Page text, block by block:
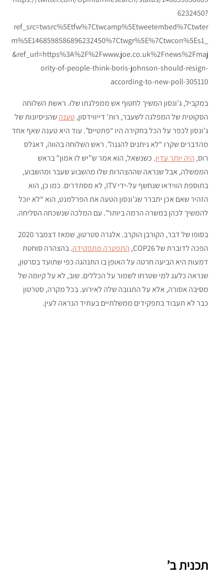
6232450?
ref_src=twsrc%5Etfw%7Ctwcamp%5Etweetembed%7Ctwter
m%5E1468598586896232450%7Ctwgr%5E%7Ctwcon%5Es1_
&ref_url=https%3A%2F%2Fwww.joe.co.uk%2Fnews%2Fmaj
ority-of-people-think-boris-johnson-should-resign-
according-to-new-poll-305110
במקביל, ג’ונסון המשיך לחטוף אש ממפלגתו שלו. ראשת השלוחה
הסקוטית של המפלגה לשעבר, רות’ דייווידסון,טענהשהניסיונות של
ג’ונסון לכפר על הכל בחקירה היו “פתטיים”. עוד היא טענה שאף אחד
מהדברים שקרו “לא ניתנים להגנה”. ראש השלוחה בהווה, דאגלס
רוס, היה יותר עדין. כשנשאל, הוא אמר ש”יש לו אמון” בראש
הממשלה, אבל שנראה שההצהרות שלו מהשבוע שעבר ומהשבוע,
בתוספת הווידאו שנחשף על-ידי ITV, לא מסתדרים. כמו כן, הוא
הזהיר שאם אכן יתברר שג’ונסון הטעה את הפרלמנט, הוא “לא יוכל
להמשיך לכהן במשרה הרמה ביותר”. עם המלכה שנשכחה הסליחה.
בסופו של דבר, הקורבן הוקרב. אלגרה סטרטון, שמאז דצמבר 2020
הפכה לדוברת של COP26,
התפטרה מתפקידה. בהצהרה סוחטת
דמעות היא הביעה חרטה על האופן בו התנהגה כפי שתועד בסרטון,
שנראה כלעג למי שטרחו לשמור על הכללים. שוב, לא על קיומה של
מסיבה אסורה, אלא על התגובה שלה לאירוע. בכל מקרה, סטרטון
כבר לא תעבוד בתפקידים ממשלתיים בעתיד הנראה לעין.
תכנית ב’